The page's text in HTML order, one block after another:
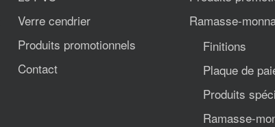
Verre cendrier
Produits promotionnels
Contact
Ramasse-
Finitions
Plaque de
Produits
Ramasse-